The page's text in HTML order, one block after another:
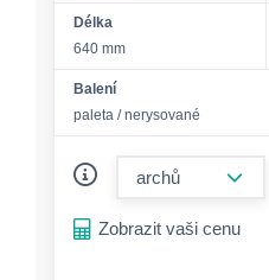
Délka
640 mm
Balení
paleta / nerysované
Zobrazit vaši cenu